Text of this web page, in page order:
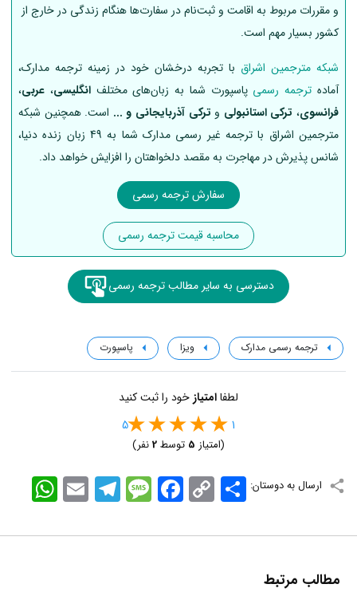
و مقررات مربوط به اقامت و ثبت‌نام در سفارت‌ها هنگام زندگی در خارج از
کشور بسیار مهم است.
شبکه مترجمین اشراق با تجربه درخشان خود در زمینه ترجمه مدارک،
آماده ترجمه رسمی پاسپورت شما به زبان‌های مختلفانگلیسی، عربی،
فرانسوی،ترکی استانبولی و ترکی آذربایجانی و ... است. همچنین شبکه
مترجمین اشراق با ترجمه غیر رسمی مدارک شما به 49 زبان زنده دنیا،
شانس پذیرش در مهاجرت به مقصد دلخواهتان را افزایش خواهد داد.
سفارش ترجمه رسمی
محاسبه قیمت ترجمه رسمی
دسترسی به سایر مطالب ترجمه رسمی
ترجمه رسمی مدارک ویزا پاسپورت
لطفاامتیاز خود را ثبت کنید
1
5
(امتیاز 5 توسط2نفر)
ارسال به دوستان: WhatsApp EmailTelegramMessageFacebook Copy
Link
اشتراک
مطالب مرتبط